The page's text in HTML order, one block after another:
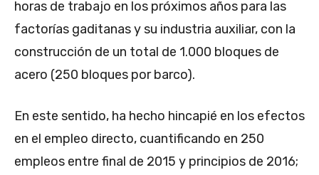
horas de trabajo en los próximos años para las
factorías gaditanas y su industria auxiliar, con la
construcción de un total de 1.000 bloques de
acero (250 bloques por barco).
En este sentido, ha hecho hincapié en los efectos
en el empleo directo, cuantificando en 250
empleos entre final de 2015 y principios de 2016;